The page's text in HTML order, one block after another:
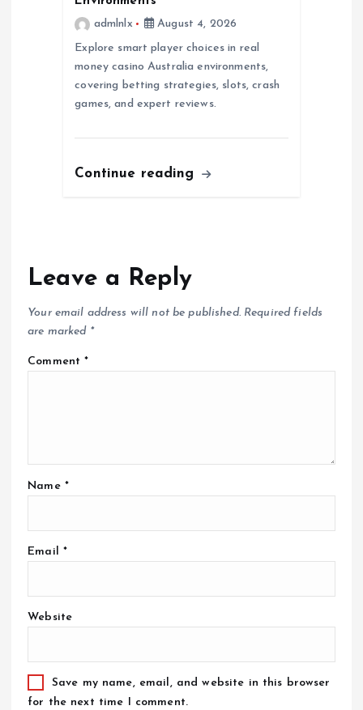
admlnlx
August 4, 2026
Explore smart player choices in real
money casino Australia environments,
covering betting strategies, slots, crash
games, and expert reviews.
Continue reading
Leave a Reply
Your email address will not be published. Required fields
are marked *
Comment*
Name *
Email *
Website
Save my name, email, and website in this browser
for the next time I comment.